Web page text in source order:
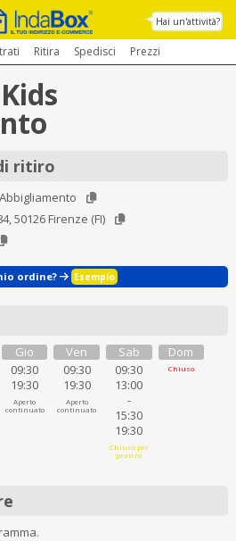
Hai un'attività?
Ritira Spedisci Prezzi
ritiro
50126 Firenze (FI)
ordine? Esempio
Gio
09:30
19:30
Aperto
continuato
Ven
09:30
19:30
Aperto
continuato
Sab
09:30
13:00
-
15:30
19:30
Chiuso per
pranzo
Dom
Chiuso